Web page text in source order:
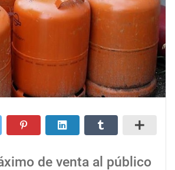
de venta al público